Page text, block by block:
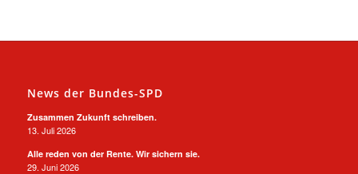
News der Bundes-SPD
Zusammen Zukunft schreiben.
13. Juli 2026
Alle reden von der Rente. Wir sichern sie.
29. Juni 2026